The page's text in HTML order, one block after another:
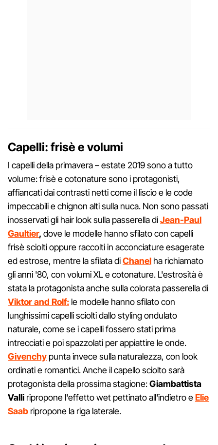
Capelli: frisè e volumi
I capelli della primavera – estate 2019 sono a tutto
volume: frisè e cotonature sono i protagonisti,
affiancati dai contrasti netti come il liscio e le code
impeccabili e chignon alti sulla nuca. Non sono passati
inosservati gli hair look sulla passerella diJean-Paul
Gaultier, dove le modelle hanno sfilato con capelli
frisè sciolti oppure raccolti in acconciature esagerate
ed estrose, mentre la sfilata diChanel ha richiamato
gli anni '80, con volumi XL e cotonature. L'estrosità è
stata la protagonista anche sulla colorata passerella di
Viktor and Rolf: le modelle hanno sfilato con
lunghissimi capelli sciolti dallo styling ondulato
naturale, come se i capelli fossero stati prima
intrecciati e poi spazzolati per appiattire le onde.
Givenchy punta invece sulla naturalezza, con look
ordinati e romantici. Anche il capello sciolto sarà
protagonista della prossima stagione:Giambattista
Valli ripropone l'effetto wet pettinato all'indietro eElie
Saab ripropone la riga laterale.